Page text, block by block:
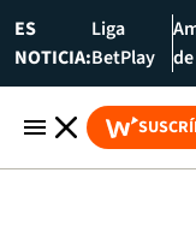
ES
NOTICIA:
Liga
BetPlay